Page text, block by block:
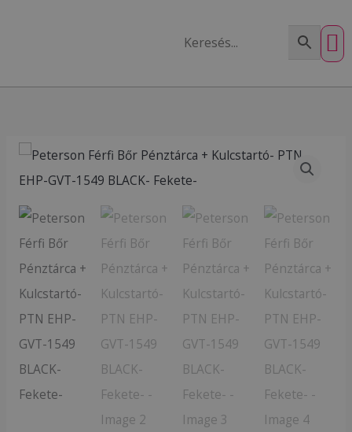
Peterson
Férfi
Bőr